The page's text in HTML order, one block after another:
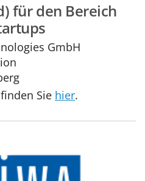
für den Bereich
GmbH
Sie hier.